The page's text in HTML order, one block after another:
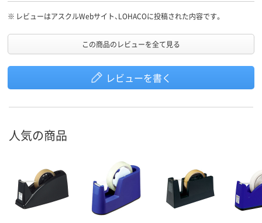
※ レビューはアスクルWebサイト、LOHACOに投稿された内容です。
この商品のレビューを全て見る
レビューを書く
人気の商品